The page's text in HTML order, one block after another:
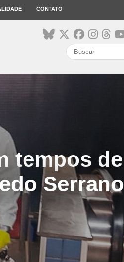
CONTATO
tempos de
Serrano